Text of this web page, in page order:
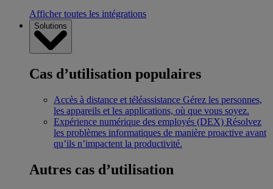
Afficher toutes les intégrations
Solutions
Cas d’utilisation populaires
Accès à distance et téléassistance Gérez les personnes,
les appareils et les applications, où que vous soyez.
Expérience numérique des employés (DEX) Résolvez
les problèmes informatiques de manière proactive avant
qu’ils n’impactent la productivité.
Autres cas d’utilisation